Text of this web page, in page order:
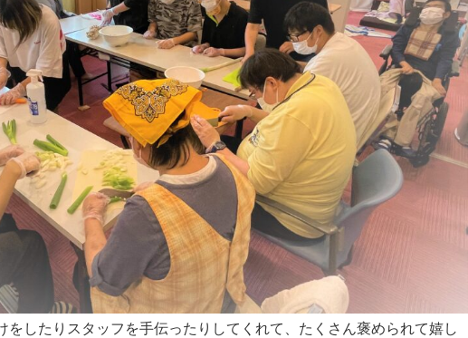
をしたりスタッフを手伝ったりしてくれて、たくさん褒められて嬉し